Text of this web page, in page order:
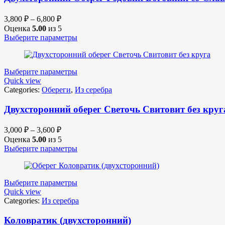
3,800 ₽ – 6,800 ₽
Оценка 5.00 из 5
Выберите параметры
Выберите параметры
Quick view
Categories: Обереги, Из серебра
Двухсторонний оберег Светочь Свитовит без
3,000 ₽ – 3,600 ₽
Оценка 5.00 из 5
Выберите параметры
Выберите параметры
Quick view
Categories: Из серебра
Коловратик (двухсторонний)